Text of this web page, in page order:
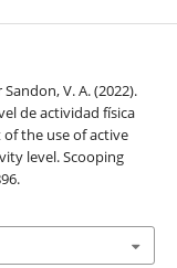
V. A. (2022).
de actividad física
the use of active
level. Scooping